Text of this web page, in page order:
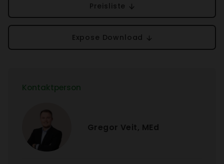
Preis­liste
Expose Down­load
Kontakt­person
Gregor Veit, MEd